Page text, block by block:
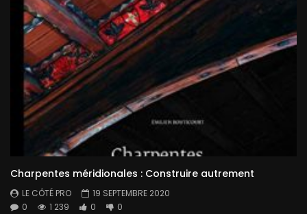
Charpentes méridionales : Construire autrement
LE CÔTÉ PRO
19 SEPTEMBRE 2020
0
1 239 0 0